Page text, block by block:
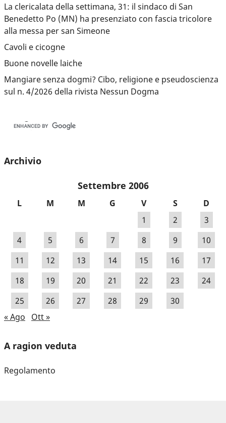
La clericalata della settimana, 31: il sindaco di San
Benedetto Po (MN) ha presenziato con fascia tricolore
alla messa per san Simeone
Cavoli e cicogne
Buone novelle laiche
Mangiare senza dogmi? Cibo, religione e pseudoscienza
sul n. 4/2026 della rivista Nessun Dogma
Archivio
Settembre 2006
L M M G V S
D
1
2
3
4
5 6 7 8 9
10
11
12 13 14 15 16
17
18
19 20 21 22 23
24
25
26 27 28 29
30
« Ago
Ott »
A ragion veduta
Regolamento